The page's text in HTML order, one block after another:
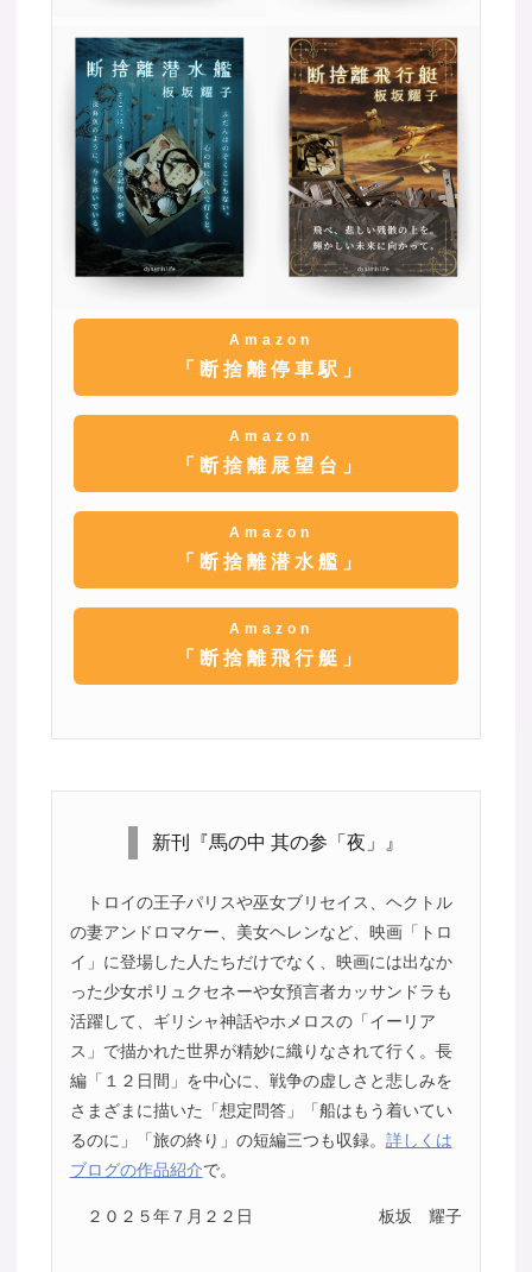
Amazon
「断捨離停車駅」
Amazon
「断捨離展望台」
Amazon
「断捨離潜水艦」
Amazon
「断捨離飛行艇」
新刊『馬の中 其の参「夜」』
トロイの王子パリスや巫女ブリセイス、ヘクトル
の妻アンドロマケー、美女ヘレンなど、映画「トロ
イ」に登場した人たちだけでなく、映画には出なか
った少女ポリュクセネーや女預言者カッサンドラも
活躍して、ギリシャ神話やホメロスの「イーリア
ス」で描かれた世界が精妙に織りなされて行く。長
編「１２日間」を中心に、戦争の虚しさと悲しみを
さまざまに描いた「想定問答」「船はもう着いてい
るのに」「旅の終り」の短編三つも収録。 詳しくは
ブログの作品紹介で。
２０２５年７月２２日 板坂 耀子